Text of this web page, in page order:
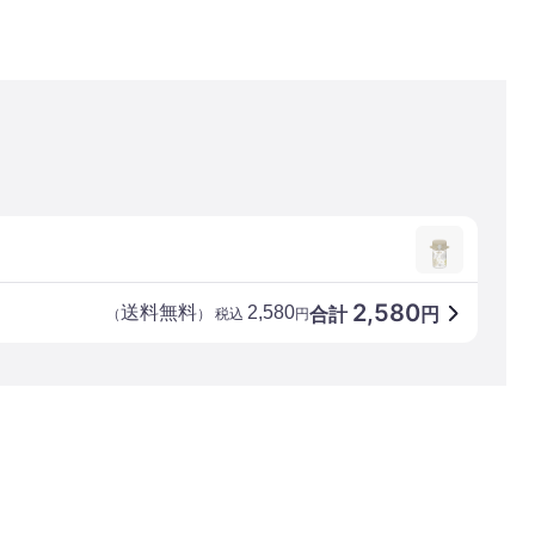
合計 2,580円
（送料無料） 税込 2,580円